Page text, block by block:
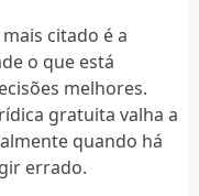
citado é a
o que está
melhores.
gratuita valha a
quando há
errado.